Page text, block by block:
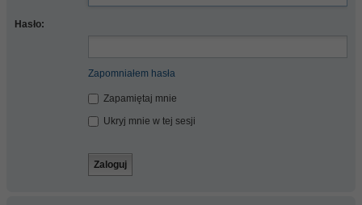
Hasło:
Zapomniałem hasła
Zapamiętaj mnie
Ukryj mnie w tej sesji